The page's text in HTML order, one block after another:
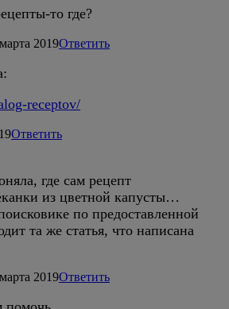
то где?
2019Ответить
receptov/
Ответить
где сам рецепт
из цветной капусты…
по предоставленной
та же статья, что написана
2019Ответить